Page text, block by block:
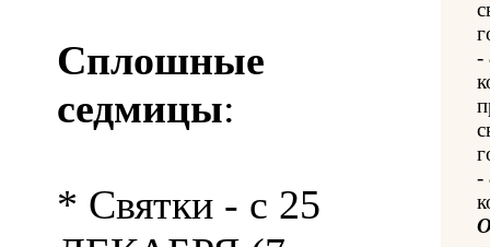
Сплошные
седмицы:
* Святки - с 25
-
-